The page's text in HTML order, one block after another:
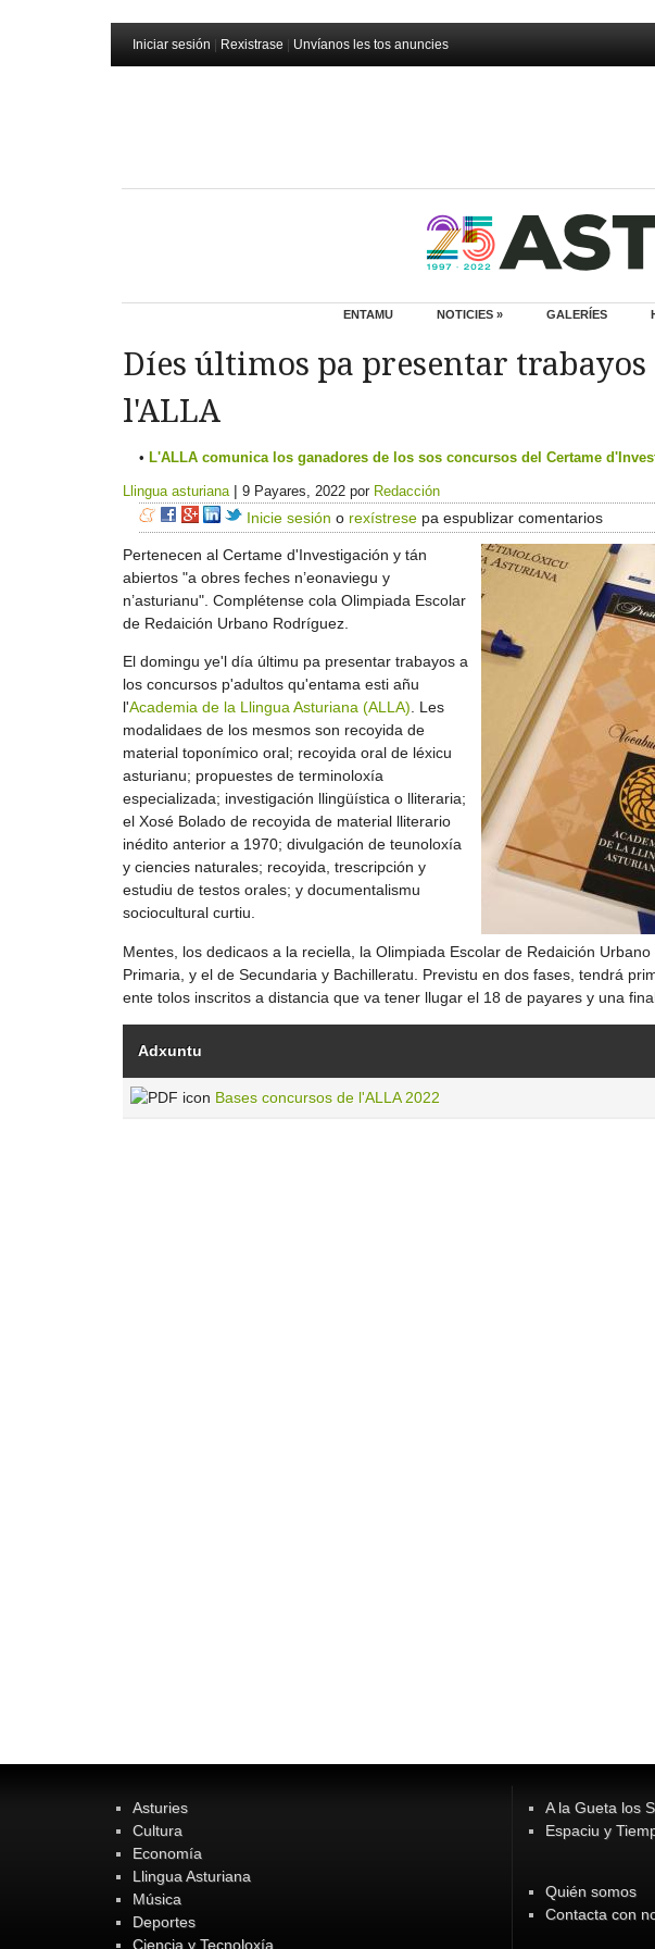
Iniciar sesión Rexistrase Unvíanos les tos anuncies
ENTAMU NOTICIES » GALERÍES
Díes últimos pa presentar trabayos
l'ALLA
L'ALLA comunica los ganadores de los sos concursos del Certame
Llingua asturiana | 9 Payares, 2022 por Redacción
Inicie sesión o rexístrese pa espublizar comentarios
Pertenecen al Certame d'Investigación y tán
abiertos "a obres feches n’eonaviegu y
n’asturianu". Complétense cola Olimpiada Escolar
de Redaición Urbano Rodríguez.
El domingu ye'l día últimu pa presentar trabayos a
los concursos p'adultos qu'entama esti añu
l'Academia de la Llingua Asturiana (ALLA). Les
modalidaes de los mesmos son recoyida de
material toponímico oral; recoyida oral de léxicu
asturianu; propuestes de terminoloxía
especializada; investigación llingüística o lliteraria;
el Xosé Bolado de recoyida de material lliterario
inédito anterior a 1970; divulgación de teunoloxía
y ciencies naturales; recoyida, trescripción y
estudiu de testos orales; y documentalismu
sociocultural curtiu.
Mentes, los dedicaos a la reciella, la Olimpiada Escolar de Redaición
Primaria, y el de Secundaria y Bachilleratu. Previstu en dos fases, tendrá
ente tolos inscritos a distancia que va tener llugar el 18 de payares y una
Adxuntu
Bases concursos de l'ALLA 2022
Asturies
Cultura
Economía
Llingua Asturiana
Música
Deportes
Ciencia y Tecnoloxía
A la Gueta los
Espaciu y
Quién somos
Contacta con